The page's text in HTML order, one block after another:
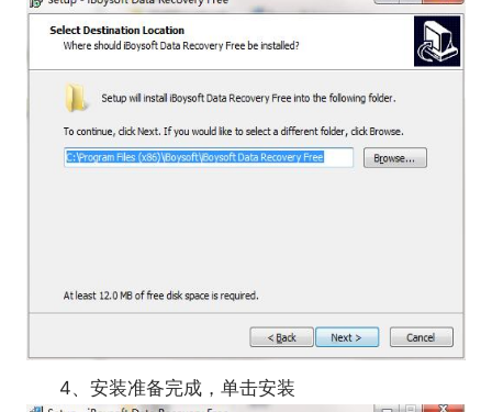
4、安装准备完成，单击安装